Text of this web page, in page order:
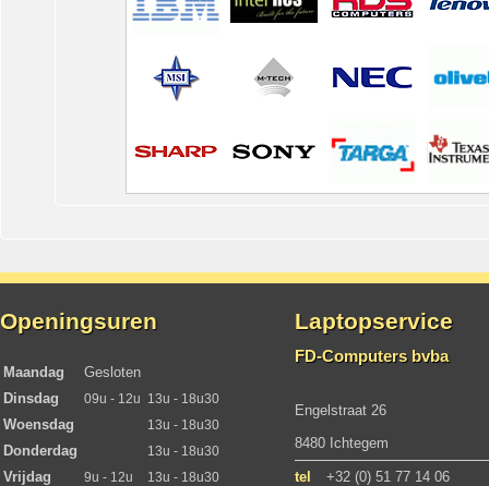
Openingsuren
Maandag
Gesloten
Dinsdag
09u - 12u 13u - 18u30
Woensdag 13u - 18u30
Donderdag 13u - 18u30
Vrijdag 9u - 12u 13u - 18u30
Laptopservice
FD-Computers bvba
Engelstraat 26
8480 Ichtegem
tel +32 (0) 51 77 14 06